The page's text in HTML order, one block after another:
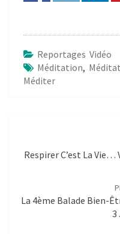
Reportages Vidéo
Méditation,
Méditer
Respirer C’est La
La 4ème Balade Bien-
3